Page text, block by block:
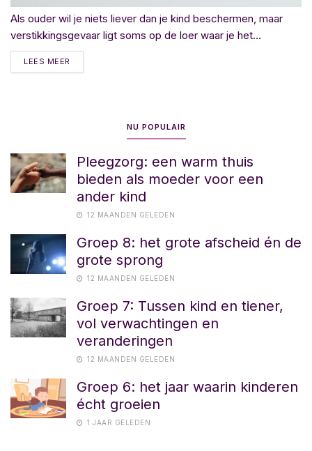
Als ouder wil je niets liever dan je kind beschermen, maar
verstikkingsgevaar ligt soms op de loer waar je het...
LEES MEER
NU POPULAIR
Pleegzorg: een warm thuis
bieden als moeder voor een
ander kind
12 MAANDEN GELEDEN
Groep 8: het grote afscheid én de
grote sprong
12 MAANDEN GELEDEN
Groep 7: Tussen kind en tiener,
vol verwachtingen en
veranderingen
12 MAANDEN GELEDEN
Groep 6: het jaar waarin kinderen
écht groeien
1 JAAR GELEDEN